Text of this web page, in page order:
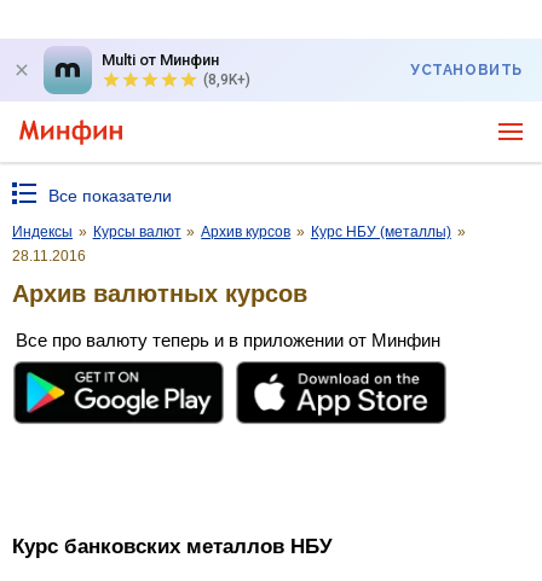
Multi от Минфин
(8,9K+)
УСТАНОВИТЬ
Все показатели
Индексы » Курсы валют » Архив курсов » Курс НБУ (металлы) »
28.11.2016
Архив валютных курсов
Все про валюту теперь и в приложении от Минфин
Курс банковских металлов НБУ